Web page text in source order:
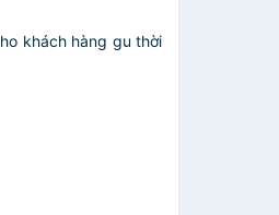
khách hàng gu thời